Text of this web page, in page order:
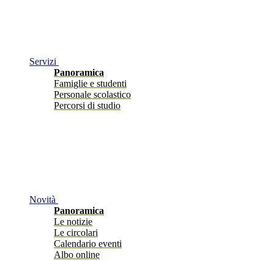
Servizi
Panoramica
Famiglie e studenti
Personale scolastico
Percorsi di studio
Novità
Panoramica
Le notizie
Le circolari
Calendario eventi
Albo online